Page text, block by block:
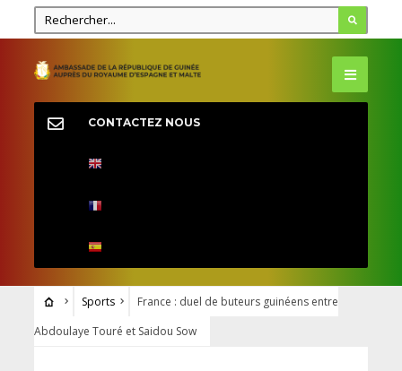
CONTACTEZ NOUS
Sports
France : duel de buteurs guinéens entre
Abdoulaye Touré et Saidou Sow